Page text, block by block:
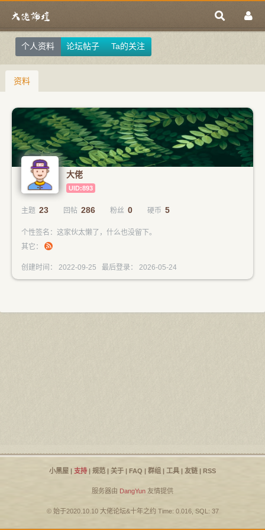
个人资料 论坛帖子 Ta的关注
资料
大佬
UID:893
主题 23 回帖 286 粉丝 0 硬币 5
个性签名：这家伙太懒了，什么也没留下。
其它：
创建时间： 2022-09-25 最后登录： 2026-05-24
小黑屋 | 支持 | 规范 | 关于 | FAQ | 群组 | 工具 | 友链 | RSS
服务器由 DangYun 友情提供
© 始于2020.10.10 大佬论坛&十年之约Time: 0.016, SQL: 37